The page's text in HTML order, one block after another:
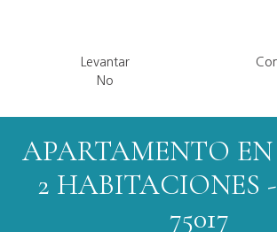
Levantar
No
APARTAMENTO
2 HABITACIONES
75017